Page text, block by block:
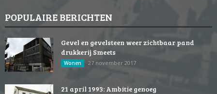
POPULAIRE BERICHTEN
Gevel en gevelsteen weer zichtbaar pand
drukkerij Smeets
Wonen 27 november 2017
21 april 1993: Ambitie genoeg